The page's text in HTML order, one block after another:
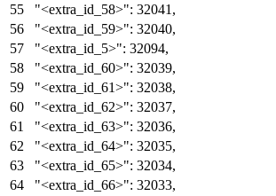
"<extra_id_58>": 32041 ,
"<extra_id_59>": 32040,
"<extra_id_5>": 32094,
"<extra_id_60>": 32039,
"<extra_id_61>": 32038,
"<extra_id_62>": 32037,
"<extra_id_63>": 32036,
"<extra_id_64>": 32035,
"<extra_id_65>": 32034,
"<extra_id_66>": 32033,